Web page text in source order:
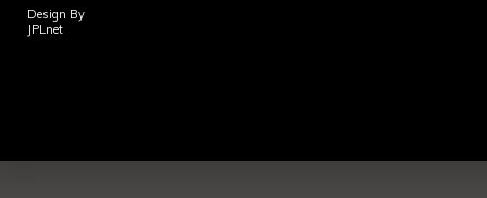
Design By
JPLnet